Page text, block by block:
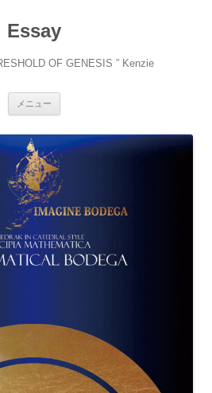
Essay
OF GENESIS ” Kenzie
メニュー